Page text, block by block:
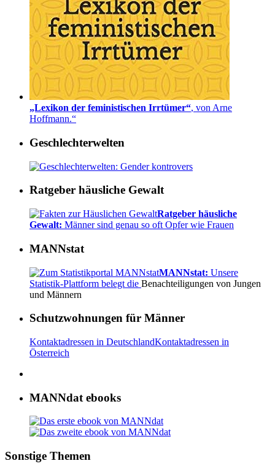
„Lexikon der feministischen Irrtümer“, von Arne
Hoffmann.“
Geschlechterwelten
Ratgeber häusliche Gewalt
Ratgeber häusliche
Gewalt: Männer sind genau so oft Opfer wie Frauen
MANNstat
MANNstat: Unsere
Statistik-Plattform belegt die Benachteiligungen von Jungen
und Männern
Schutzwohnungen für Männer
Kontaktadressen in DeutschlandKontaktadressen in
Österreich
MANNdat ebooks
Sonstige Themen